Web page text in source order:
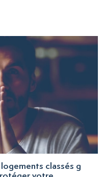
classés g